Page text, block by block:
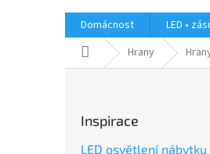
Domácnost LED •
Domů Hrany
Inspirace
LED osvětlení